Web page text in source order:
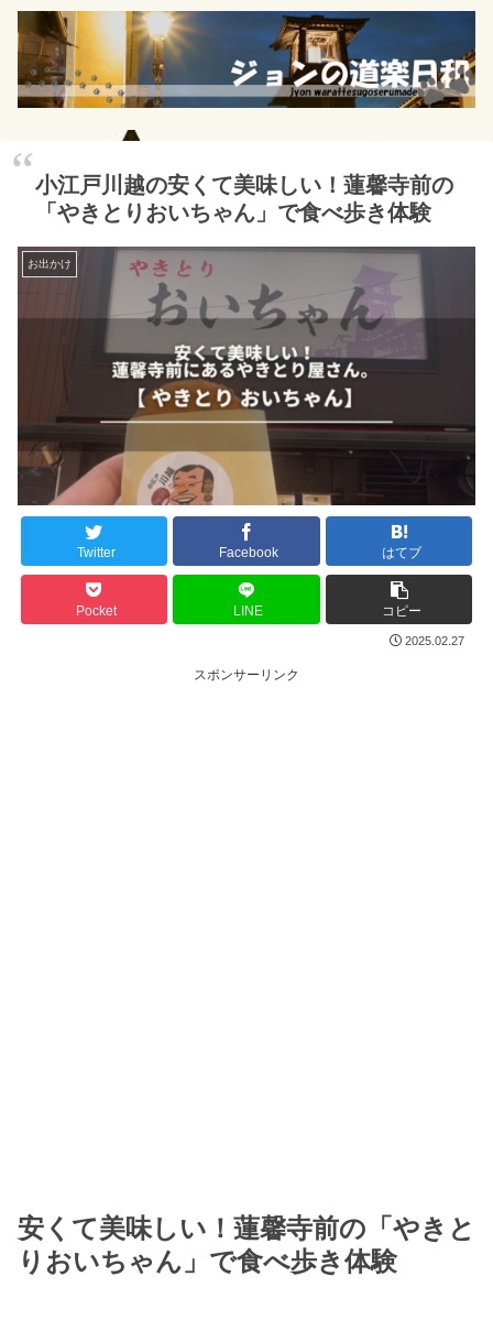
小江戸川越の安くて美味しい！蓮馨寺前の
「やきとりおいちゃん」で食べ歩き体験
お出かけ
Twitter Facebook はてブ
Pocket LINE コピー
2025.02.27
スポンサーリンク
安くて美味しい！蓮馨寺前の「やきと
りおいちゃん」で食べ歩き体験